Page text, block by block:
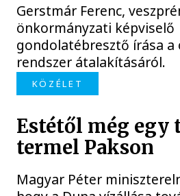
Gerstmár Ferenc,
önkormányzati képviselő
gondolatébresztő írása
rendszer átalakításáról.
KÖZÉLET
Estétől még egy
termel Pakson
Magyar Péter